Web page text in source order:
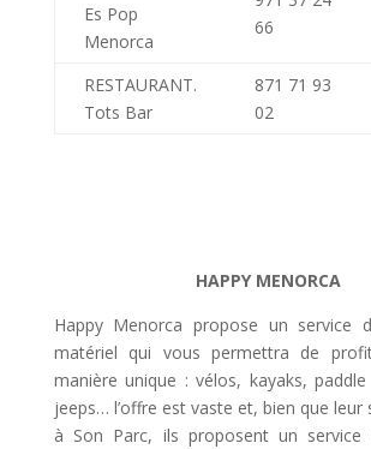
Es Pop
Menorca
66
RESTAURANT.
Tots Bar
871 71 93
02
HAPPY MENORCA
Happy Menorca propose un service
matériel qui vous permettra de
manière unique : vélos, kayaks,
jeeps… l’offre est vaste et, bien que leur
à Son Parc, ils proposent un service